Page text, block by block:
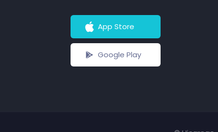
App Store
Google Play